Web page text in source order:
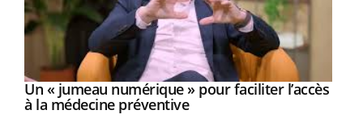
Youtube
Un « jumeau numérique » pour faciliter l’accès
à la médecine préventiveYoutube